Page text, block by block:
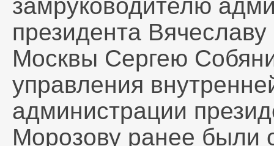
замруководителю
президента
Москвы Сергею
управления
администрации
Морозову ранее были